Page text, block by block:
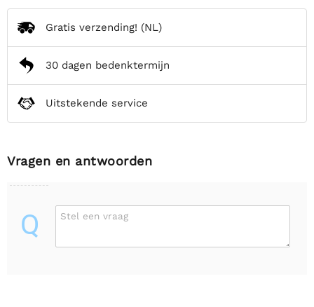
Gratis verzending! (NL)
30 dagen bedenktermijn
Uitstekende service
Vragen en antwoorden
Q Stel een vraag